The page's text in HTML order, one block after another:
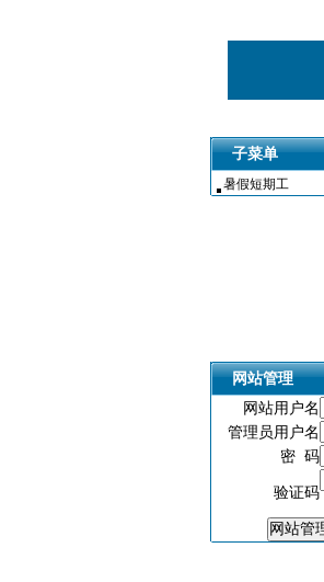
子菜单
暑假短期工
网站管理
网站用户名
管理员用户名
密 码
验证码